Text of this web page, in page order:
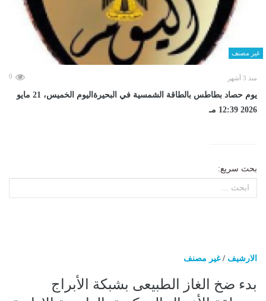
غير مصنف
منذ 3 أشهر 0
يوم حصاد بطاطس بالطاقة الشمسية في البحيرةاليوم الخميس، 21 مايو
2026 12:39 مـ
بحث سريع:
الارشيف /غير مصنف
بدء ضخ الغاز الطبيعى بشبكة الأبراج